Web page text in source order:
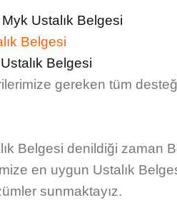
Ustalık Belgesi
Belgesi
Belgesi
gereken tüm
Belgesi denildiği zaman
en uygun Ustalık
sunmaktayız.